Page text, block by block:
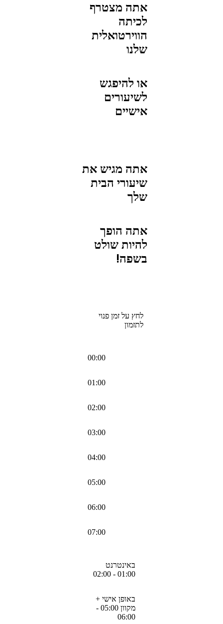
אתה מצטרף
לכיתה
הווירטואלית
שלנו
או להיפגש
לשיעורים
אישיים
אתה מגיש את
שיעורי הבית
שלך
אתה הופך
להיות שולט
בשפה!
לחץ על זמן פנוי
לתזמון
00:00
01:00
02:00
03:00
04:00
05:00
06:00
07:00
באינטרנט
01:00 - 02:00
באופן אישי +
מקוון 05:00 -
06:00